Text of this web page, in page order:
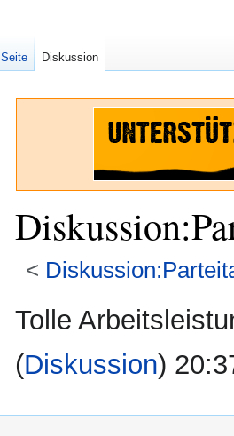
Diskussion:
<
Navigation
Suche
Tolle
(Diskussion)
Seite Diskussion